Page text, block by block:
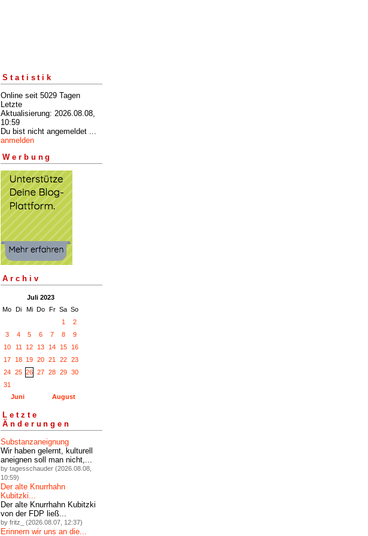
Statistik
Online seit 5029 Tagen
Letzte
Aktualisierung: 2026.08.08,
10:59
Du bist nicht angemeldet ...
anmelden
Werbung
Archiv
Juli 2023
Mo Di Mi Do Fr Sa So
1
2
3
4 5 6 7 8
9
10
11 12 13 14 15
16
17
18 19 20 21 22
23
24
25 26 27 28 29
30
31
Juni
August
Letzte
Änderungen
Substanzaneignung
Wir haben gelernt, kulturell
aneignen soll man nicht,...
by tagesschauder (2026.08.08,
10:59)
Der alte Knurrhahn
Kubitzki...
Der alte Knurrhahn Kubitzki
von der FDP ließ...
by fritz_ (2026.08.07, 12:37)
Erinnern wir uns an die...